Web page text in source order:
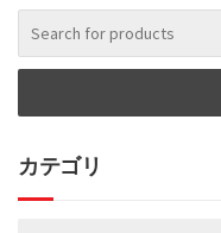
カテゴリ